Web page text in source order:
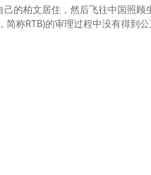
的柏文居住，然后飞往中国照
称RTB)的审理过程中没有得到